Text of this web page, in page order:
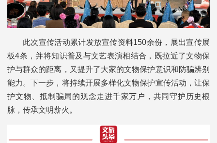
此次宣传活动累计发放宣传资料150余份，展出宣传展
板4条，并将知识普及与文艺表演相结合，既拉近了文物保
护与群众的距离，又提升了大家的文物保护意识和防骗辨别
能力。下一步，将持续开展多样化文物保护宣传活动，让保
护文物、抵制骗局的观念走进千家万户，共同守护历史根
脉，传承文明薪火。